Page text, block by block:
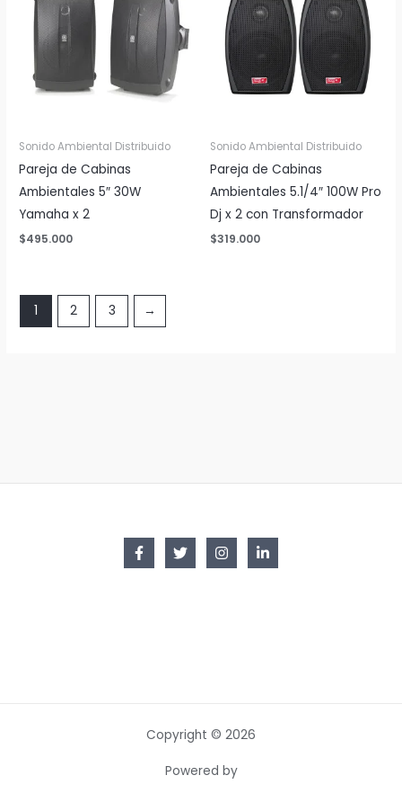
Sonido Ambiental Distribuido
Pareja de Cabinas
Ambientales 5″ 30W
Yamaha x 2
$495.000
Sonido Ambiental Distribuido
Pareja de Cabinas
Ambientales 5.1/4″ 100W Pro
Dj x 2 con Transformador
$319.000
1 2 3 →
Copyright © 2026
Powered by